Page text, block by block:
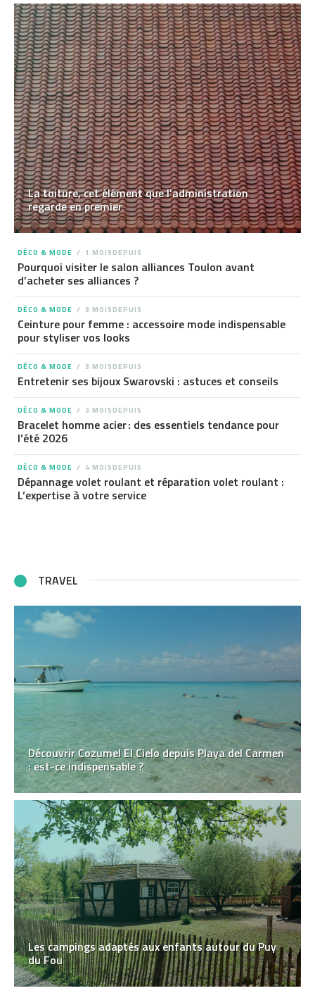
La toiture, cet élément que l’administration
regarde en premier
DÉCO & MODE 1 MOISDEPUIS
Pourquoi visiter le salon alliances Toulon avant
d’acheter ses alliances ?
DÉCO & MODE 3 MOISDEPUIS
Ceinture pour femme : accessoire mode indispensable
pour styliser vos looks
DÉCO & MODE 3 MOISDEPUIS
Entretenir ses bijoux Swarovski : astuces et conseils
DÉCO & MODE 3 MOISDEPUIS
Bracelet homme acier : des essentiels tendance pour
l’été 2026
DÉCO & MODE 4 MOISDEPUIS
Dépannage volet roulant et réparation volet roulant :
L’expertise à votre service
TRAVEL
Découvrir Cozumel El Cielo depuis Playa del Carmen
: est-ce indispensable ?
Les campings adaptés aux enfants autour du Puy
du Fou